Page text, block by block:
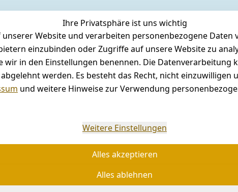
Ihre Privatsphäre ist uns wichtig
Website und verarbeiten personenbezogene Daten
einzubinden oder Zugriffe auf unsere Website zu
wir in den Einstellungen benennen. Die
werden. Es besteht das Recht, nicht einzuwilligen
und weitere Hinweise zur Verwendung
Weitere Einstellungen
Alles akzeptieren
Alles ablehnen